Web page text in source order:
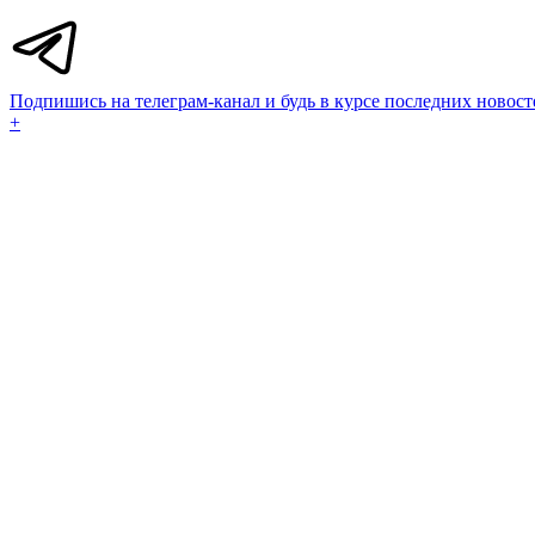
Подпишись на телеграм-канал и будь в курсе последних
+